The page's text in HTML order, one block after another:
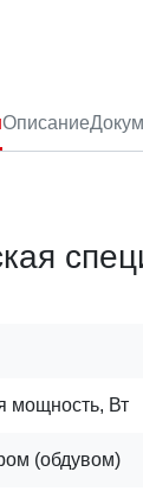
Описание
мощность, Вт
(обдувом)